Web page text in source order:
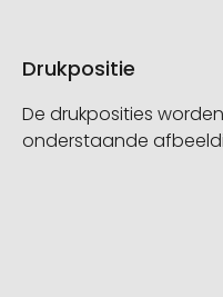
Drukpositie
De drukposities
onderstaande